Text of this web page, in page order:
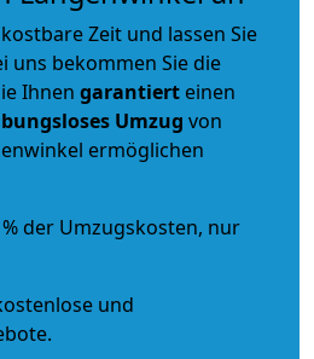
Zeit und lassen Sie
uns bekommen Sie die
Ihnen garantiert einen
Umzug von
ermöglichen
der Umzugskosten, nur
und